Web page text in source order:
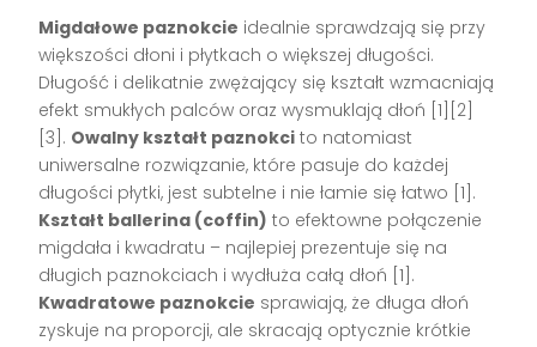
Migdałowe paznokcie idealnie sprawdzają się przy
większości dłoni i płytkach o większej długości.
Długość i delikatnie zwężający się kształt wzmacniają
efekt smukłych palców oraz wysmuklają dłoń [1][2]
[3]. Owalny kształt paznokci to natomiast
uniwersalne rozwiązanie, które pasuje do każdej
długości płytki, jest subtelne i nie łamie się łatwo [1].
Kształt ballerina (coffin) to efektowne połączenie
migdała i kwadratu – najlepiej prezentuje się na
długich paznokciach i wydłuża całą dłoń [1].
Kwadratowe paznokcie sprawiają, że długa dłoń
zyskuje na proporcji, ale skracają optycznie krótkie